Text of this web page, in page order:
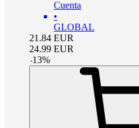
Cuenta
•
GLOBAL
21.84 EUR
24.99 EUR
-13%